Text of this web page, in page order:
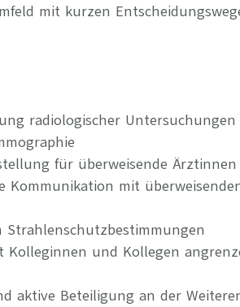
mit kurzen
radiologischer
für überweisende
Kommunikation mit
und Kollegen
aktive Beteiligung an der